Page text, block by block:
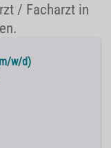
/ Facharzt in
w/d)